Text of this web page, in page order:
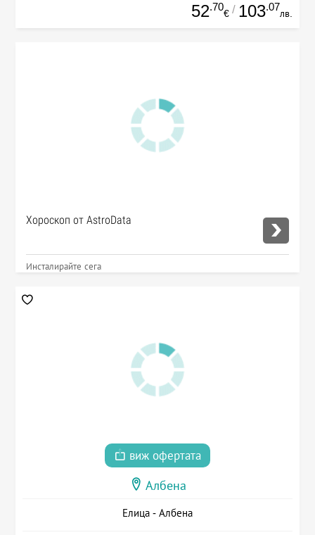
52.70
€ / 103.07
лв.
Хороскоп от AstroData
Инсталирайте сега
виж офертата
Албена
Елица - Албена